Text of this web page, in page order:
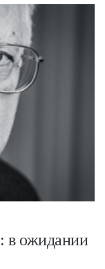
в ожидании